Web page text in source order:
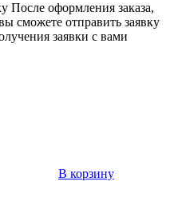
После оформления заказа,
сможете отправить заявку
заявки с вами
В корзину